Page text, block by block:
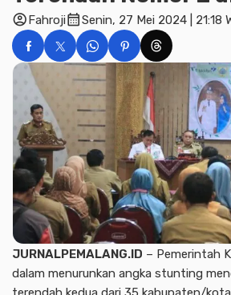
account_circleFahrojicalendar_monthSenin, 27 Mei 2024 | 21:18
JURNALPEMALANG.ID – Pemerintah
dalam menurunkan angka stunting